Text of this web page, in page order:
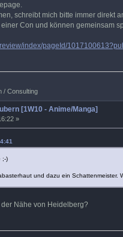
schreibt mich bitte immer direkt
Con und können gemeinsam
index/pageId/
/ Consulting
[1W10 - Anime/Manga]
»
;-)
und dazu ein
Nähe von Heidelberg?